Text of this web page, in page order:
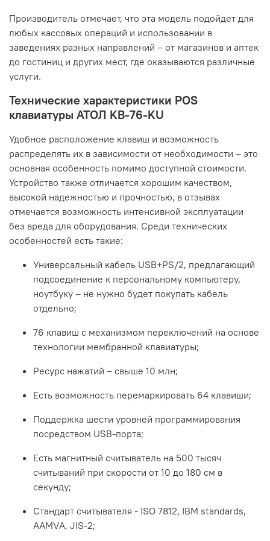
Производитель отмечает, что эта модель подойдет для
любых кассовых операций и использовании в
заведениях разных направлений – от магазинов и аптек
до гостиниц и других мест, где оказываются различные
услуги.
Технические характеристики POS
клавиатуры АТОЛ KB-76-KU
Удобное расположение клавиш и возможность
распределять их в зависимости от необходимости – это
основная особенность помимо доступной стоимости.
Устройство также отличается хорошим качеством,
высокой надежностью и прочностью, в отзывах
отмечается возможность интенсивной эксплуатации
без вреда для оборудования. Среди технических
особенностей есть такие:
Универсальный кабель USB+PS/2, предлагающий
подсоединение к персональному компьютеру,
ноутбуку – не нужно будет покупать кабель
отдельно;
76 клавиш с механизмом переключений на основе
технологии мембранной клавиатуры;
Ресурс нажатий – свыше 10 млн;
Есть возможность перемаркировать 64 клавиши;
Поддержка шести уровней программирования
посредством USB-порта;
Есть магнитный считыватель на 500 тысяч
считываний при скорости от 10 до 180 см в
секунду;
Стандарт считывателя - ISO 7812, IBM standards,
AAMVA, JIS-2;